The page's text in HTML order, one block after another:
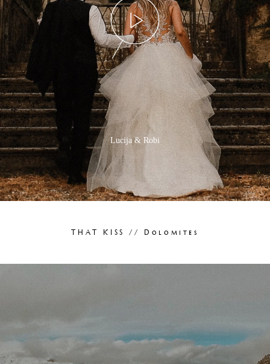
Lucija & Robi
THAT KISS // Dolomites